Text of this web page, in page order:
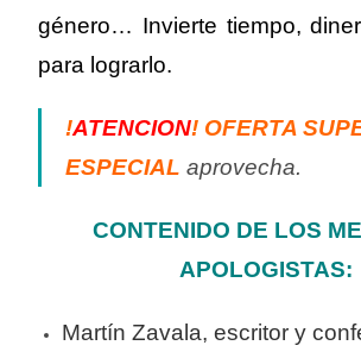
género… Invierte tiempo,
para lograrlo.
!ATENCION! OFERTA
ESPECIALaprovecha.
CONTENIDO DE LOS
APOLOGISTAS:
Martín Zavala, escritor y